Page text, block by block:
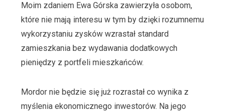
Moim zdaniem Ewa Górska zawierzyła osobom,
które nie mają interesu w tym by dzięki rozumnemu
wykorzystaniu zysków wzrastał standard
zamieszkania bez wydawania dodatkowych
pieniędzy z portfeli mieszkańców.
Mordor nie będzie się już rozrastał co wynika z
myślenia ekonomicznego inwestorów. Na jego